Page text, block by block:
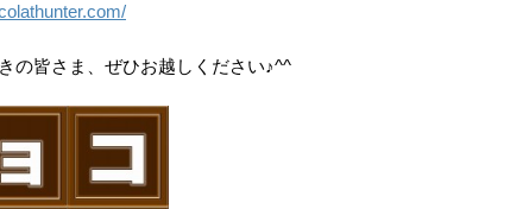
の皆さま、ぜひお越しください♪^^